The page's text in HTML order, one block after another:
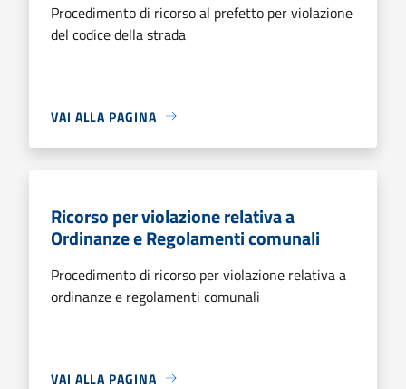
Procedimento di ricorso al prefetto per violazione
del codice della strada
VAI ALLA PAGINA
Ricorso per violazione relativa a
Ordinanze e Regolamenti comunali
Procedimento di ricorso per violazione relativa a
ordinanze e regolamenti comunali
VAI ALLA PAGINA